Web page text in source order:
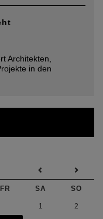
Architekten,
in den
FR SA SO
1 2